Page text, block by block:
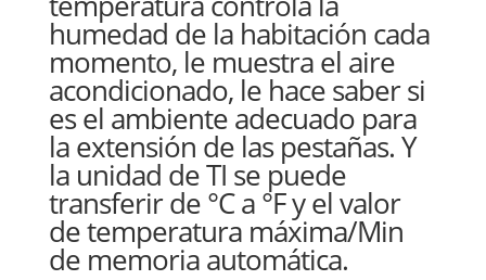
humedad de la habitación cada
momento, le muestra el aire
acondicionado, le hace saber si
es el ambiente adecuado para
la extensión de las pestañas. Y
la unidad de TI se puede
transferir de °C a °F y el valor
de temperatura máxima/Min
de memoria automática.